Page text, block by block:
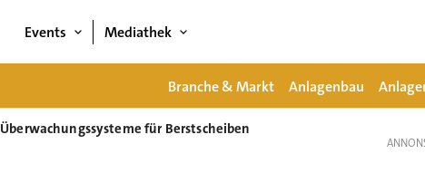
Events Mediathek
Branche & Markt Anlagenbau
Überwachungssysteme für Berstscheiben